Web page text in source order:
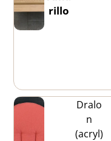
rillo
Dralo
n
(acryl)